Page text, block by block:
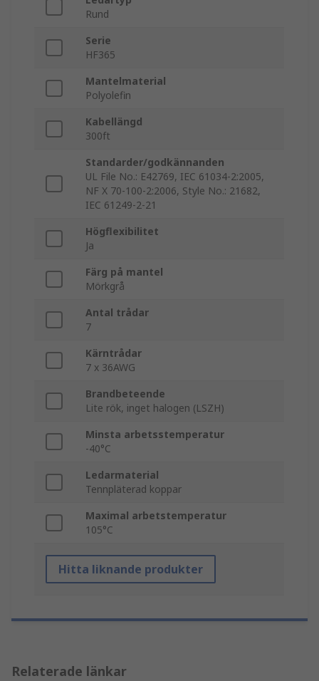
Rund
Serie
HF365
Mantelmaterial
Polyolefin
Kabellängd
300ft
Standarder/godkännanden
UL File No.: E42769, IEC 61034-2:2005,
NF X 70-100-2:2006, Style No.: 21682,
IEC 61249-2-21
Högflexibilitet
Ja
Färg på mantel
Mörkgrå
Antal trådar
7
Kärntrådar
7 x 36AWG
Brandbeteende
Lite rök, inget halogen (LSZH)
Minsta arbetsstemperatur
-40°C
Ledarmaterial
Tennpläterad koppar
Maximal arbetstemperatur
105°C
Hitta liknande produkter
Relaterade länkar